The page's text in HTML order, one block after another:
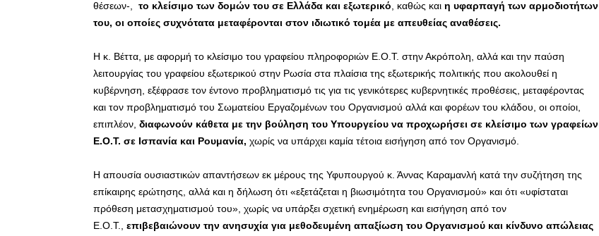
θέσεων-, το κλείσιμο των δομών του σε Ελλάδα και εξωτερικό , καθώς και η υφαρπαγή των αρμοδιοτήτων
του, οι οποίες συχνότατα μεταφέρονται στον ιδιωτικό τομέα με απευθείας αναθέσεις.
Η κ. Βέττα, με αφορμή το κλείσιμο του γραφείου πληροφοριών Ε.Ο.Τ. στην Ακρόπολη, αλλά και την παύση
λειτουργίας του γραφείου εξωτερικού στην Ρωσία στα πλαίσια της εξωτερικής πολιτικής που ακολουθεί η
κυβέρνηση, εξέφρασε τον έντονο προβληματισμό τις για τις γενικότερες κυβερνητικές προθέσεις, μεταφέροντας
και τον προβληματισμό του Σωματείου Εργαζομένων του Οργανισμού αλλά και φορέων του κλάδου, οι οποίοι,
επιπλέον, διαφωνούν κάθετα με την βούληση του Υπουργείου να προχωρήσει σε κλείσιμο των γραφείων
Ε.Ο.Τ. σε Ισπανία και Ρουμανία, χωρίς να υπάρχει καμία τέτοια εισήγηση από τον Οργανισμό.
Η απουσία ουσιαστικών απαντήσεων εκ μέρους της Υφυπουργού κ. Άννας Καραμανλή κατά την συζήτηση της
επίκαιρης ερώτησης, αλλά και η δήλωση ότι «εξετάζεται η βιωσιμότητα του Οργανισμού» και ότι «υφίσταται
πρόθεση μετασχηματισμού του», χωρίς να υπάρξει σχετική ενημέρωση και εισήγηση από τον
Ε.Ο.Τ., επιβεβαιώνουν την ανησυχία για μεθοδευμένη απαξίωση του Οργανισμού και κίνδυνο απώλειας